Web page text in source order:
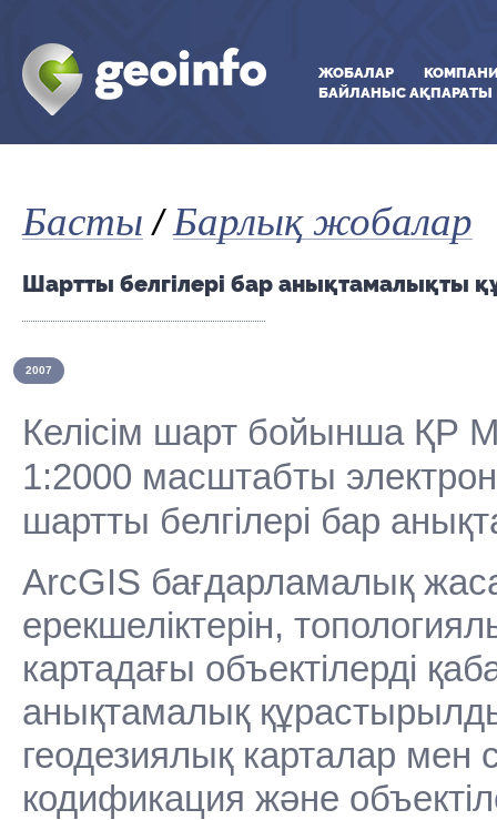
ЖОБАЛАР
БАЙЛАНЫС АҚПАРАТЫ
Басты / Барлық жобалар
Шартты белгілері бар анықтамалықты
2007
Келісім шарт бойынша ҚР
1:2000 масштабты
шартты белгілері бар
ArcGIS бағдарламалық
ерекшеліктерін,
картадағы объектілерді
анықтамалық
геодезиялық карталар
кодификация және